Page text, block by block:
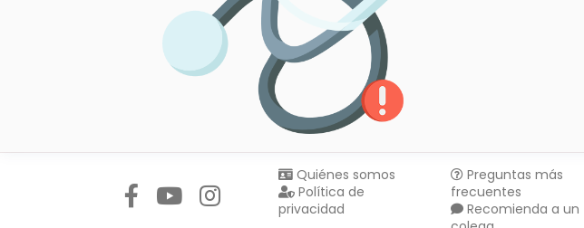
Quiénes somos
Política de
privacidad
Preguntas más
frecuentes
Recomienda a un